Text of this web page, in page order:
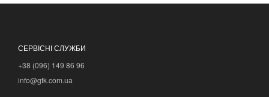
СЕРВІСНІ СЛУЖБИ
+38 (096) 149 86 96
info@gtk.com.ua